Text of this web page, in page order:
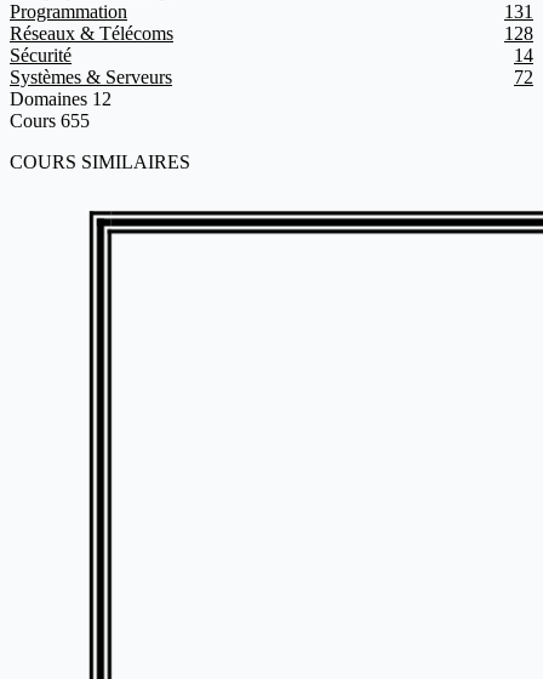
Programmation
131
Réseaux & Télécoms
128
Sécurité
14
Systèmes & Serveurs
72
Domaines 12
Cours 655
COURS SIMILAIRES